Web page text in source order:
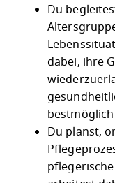
Du
dabei, ihre
Du planst,